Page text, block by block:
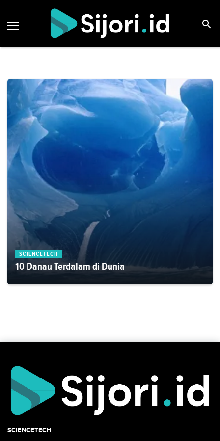
SCIENCETECH
10 Danau Terdalam di Dunia
SCIENCETECH